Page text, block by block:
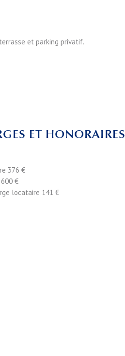
et parking privatif.
ET HONORAIRES
376 €
600 €
locataire 141 €